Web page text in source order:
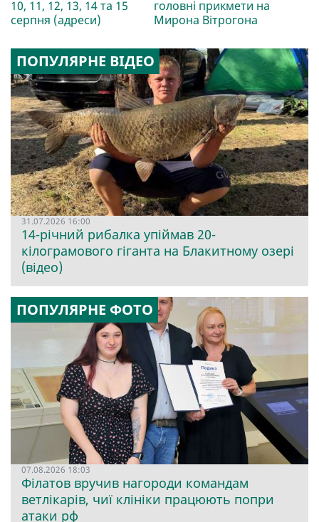
10, 11, 12, 13, 14 та 15
серпня (адреси)
головні прикмети на
Мирона Вітрогона
ПОПУЛЯРНЕ ВІДЕО
31.07.2026 16:00
14-річний рибалка упіймав 20-
кілограмового гіганта на Блакитному озері
(відео)
ПОПУЛЯРНЕ ФОТО
07.08.2026 18:03
Філатов вручив нагороди командам
ветлікарів, чиї клініки працюють попри
атаки рф